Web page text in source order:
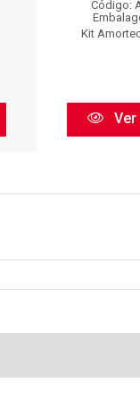
Código:
Kit
Ver